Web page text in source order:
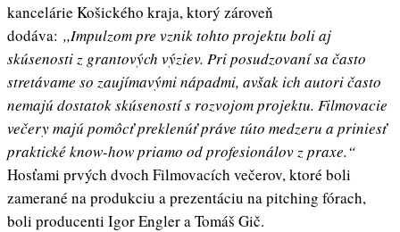
kancelárie Košického kraja, ktorý zároveň
dodáva: ,,Impulzom pre vznik tohto projektu boli aj
skúsenosti z grantových výziev. Pri posudzovaní sa často
stretávame so zaujímavými nápadmi, avšak ich autori často
nemajú dostatok skúseností s rozvojom projektu. Filmovacie
večery majú pomôcť preklenúť práve túto medzeru a priniesť
praktické know-how priamo od profesionálov z praxe.“
Hosťami prvých dvoch Filmovacích večerov, ktoré boli
zamerané na produkciu a prezentáciu na pitching fórach,
boli producenti Igor Engler a Tomáš Gič.